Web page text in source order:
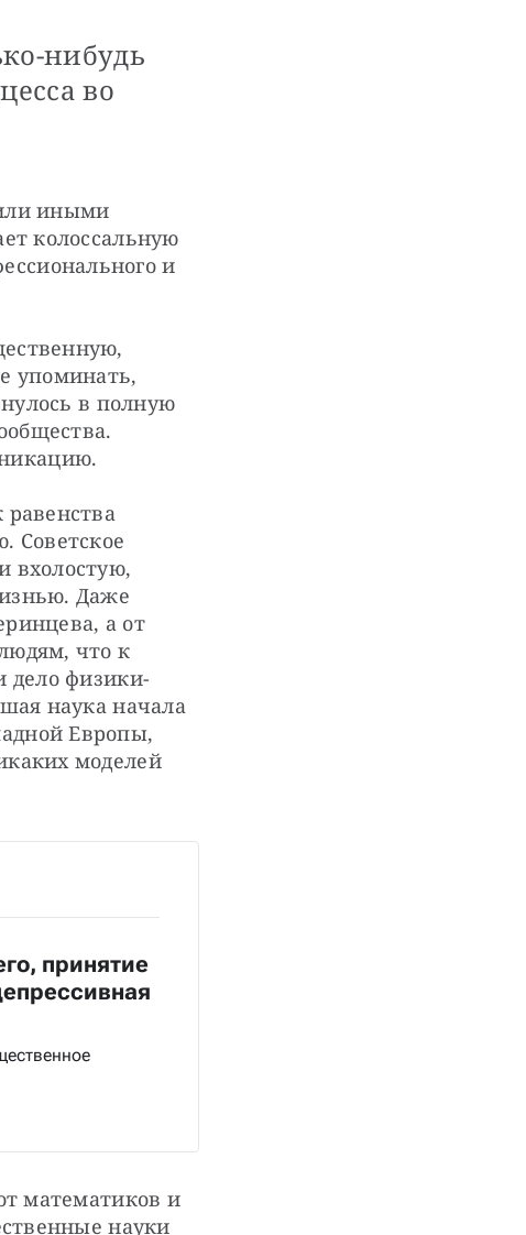
нибудь
во
иными
колоссальную
и
упоминать,
в полную
Советское
вхолостую,
Даже
а от
что к
дело физики-
наука начала
Европы,
моделей
принятие
математиков и
науки